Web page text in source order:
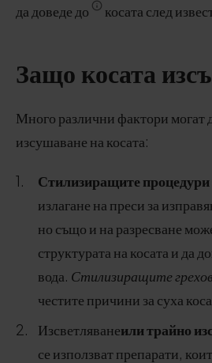
да доведе до
косата след
Защо косата
Много различни фактори могат
изсушаване на косата:
Стилизиращите процедури
излагане на преси за
но също и на разресване
структурата на косата и да
вода. Стилизиращите
честите причини за суха
Изсветляванеили трайно
се използват препарати,